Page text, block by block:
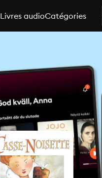
Livres audioCatégories